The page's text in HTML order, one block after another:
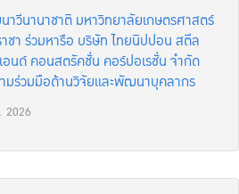
วีนานาชาติ มหาวิทยาลัยเกษตรศาสตร์
ชา ร่วมหารือ บริษัท ไทยนิปปอน สตีล
อนด์ คอนสตรัคชั่น คอร์ปอเรชั่น จำกัด
ามร่วมมือด้านวิจัยและพัฒนาบุคลากร
2026